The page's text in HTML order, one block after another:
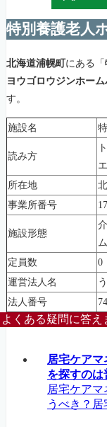
特別養護老人
北海道浦幌町 にある「
ヨウゴロウジンホーム
す。
施設名
読み方
所在地
事業所番号
施設形態
定員数
0
運営法人名
法人番号
よくある疑問に答え
居宅ケア
を探すのは
居宅ケア
うべき？